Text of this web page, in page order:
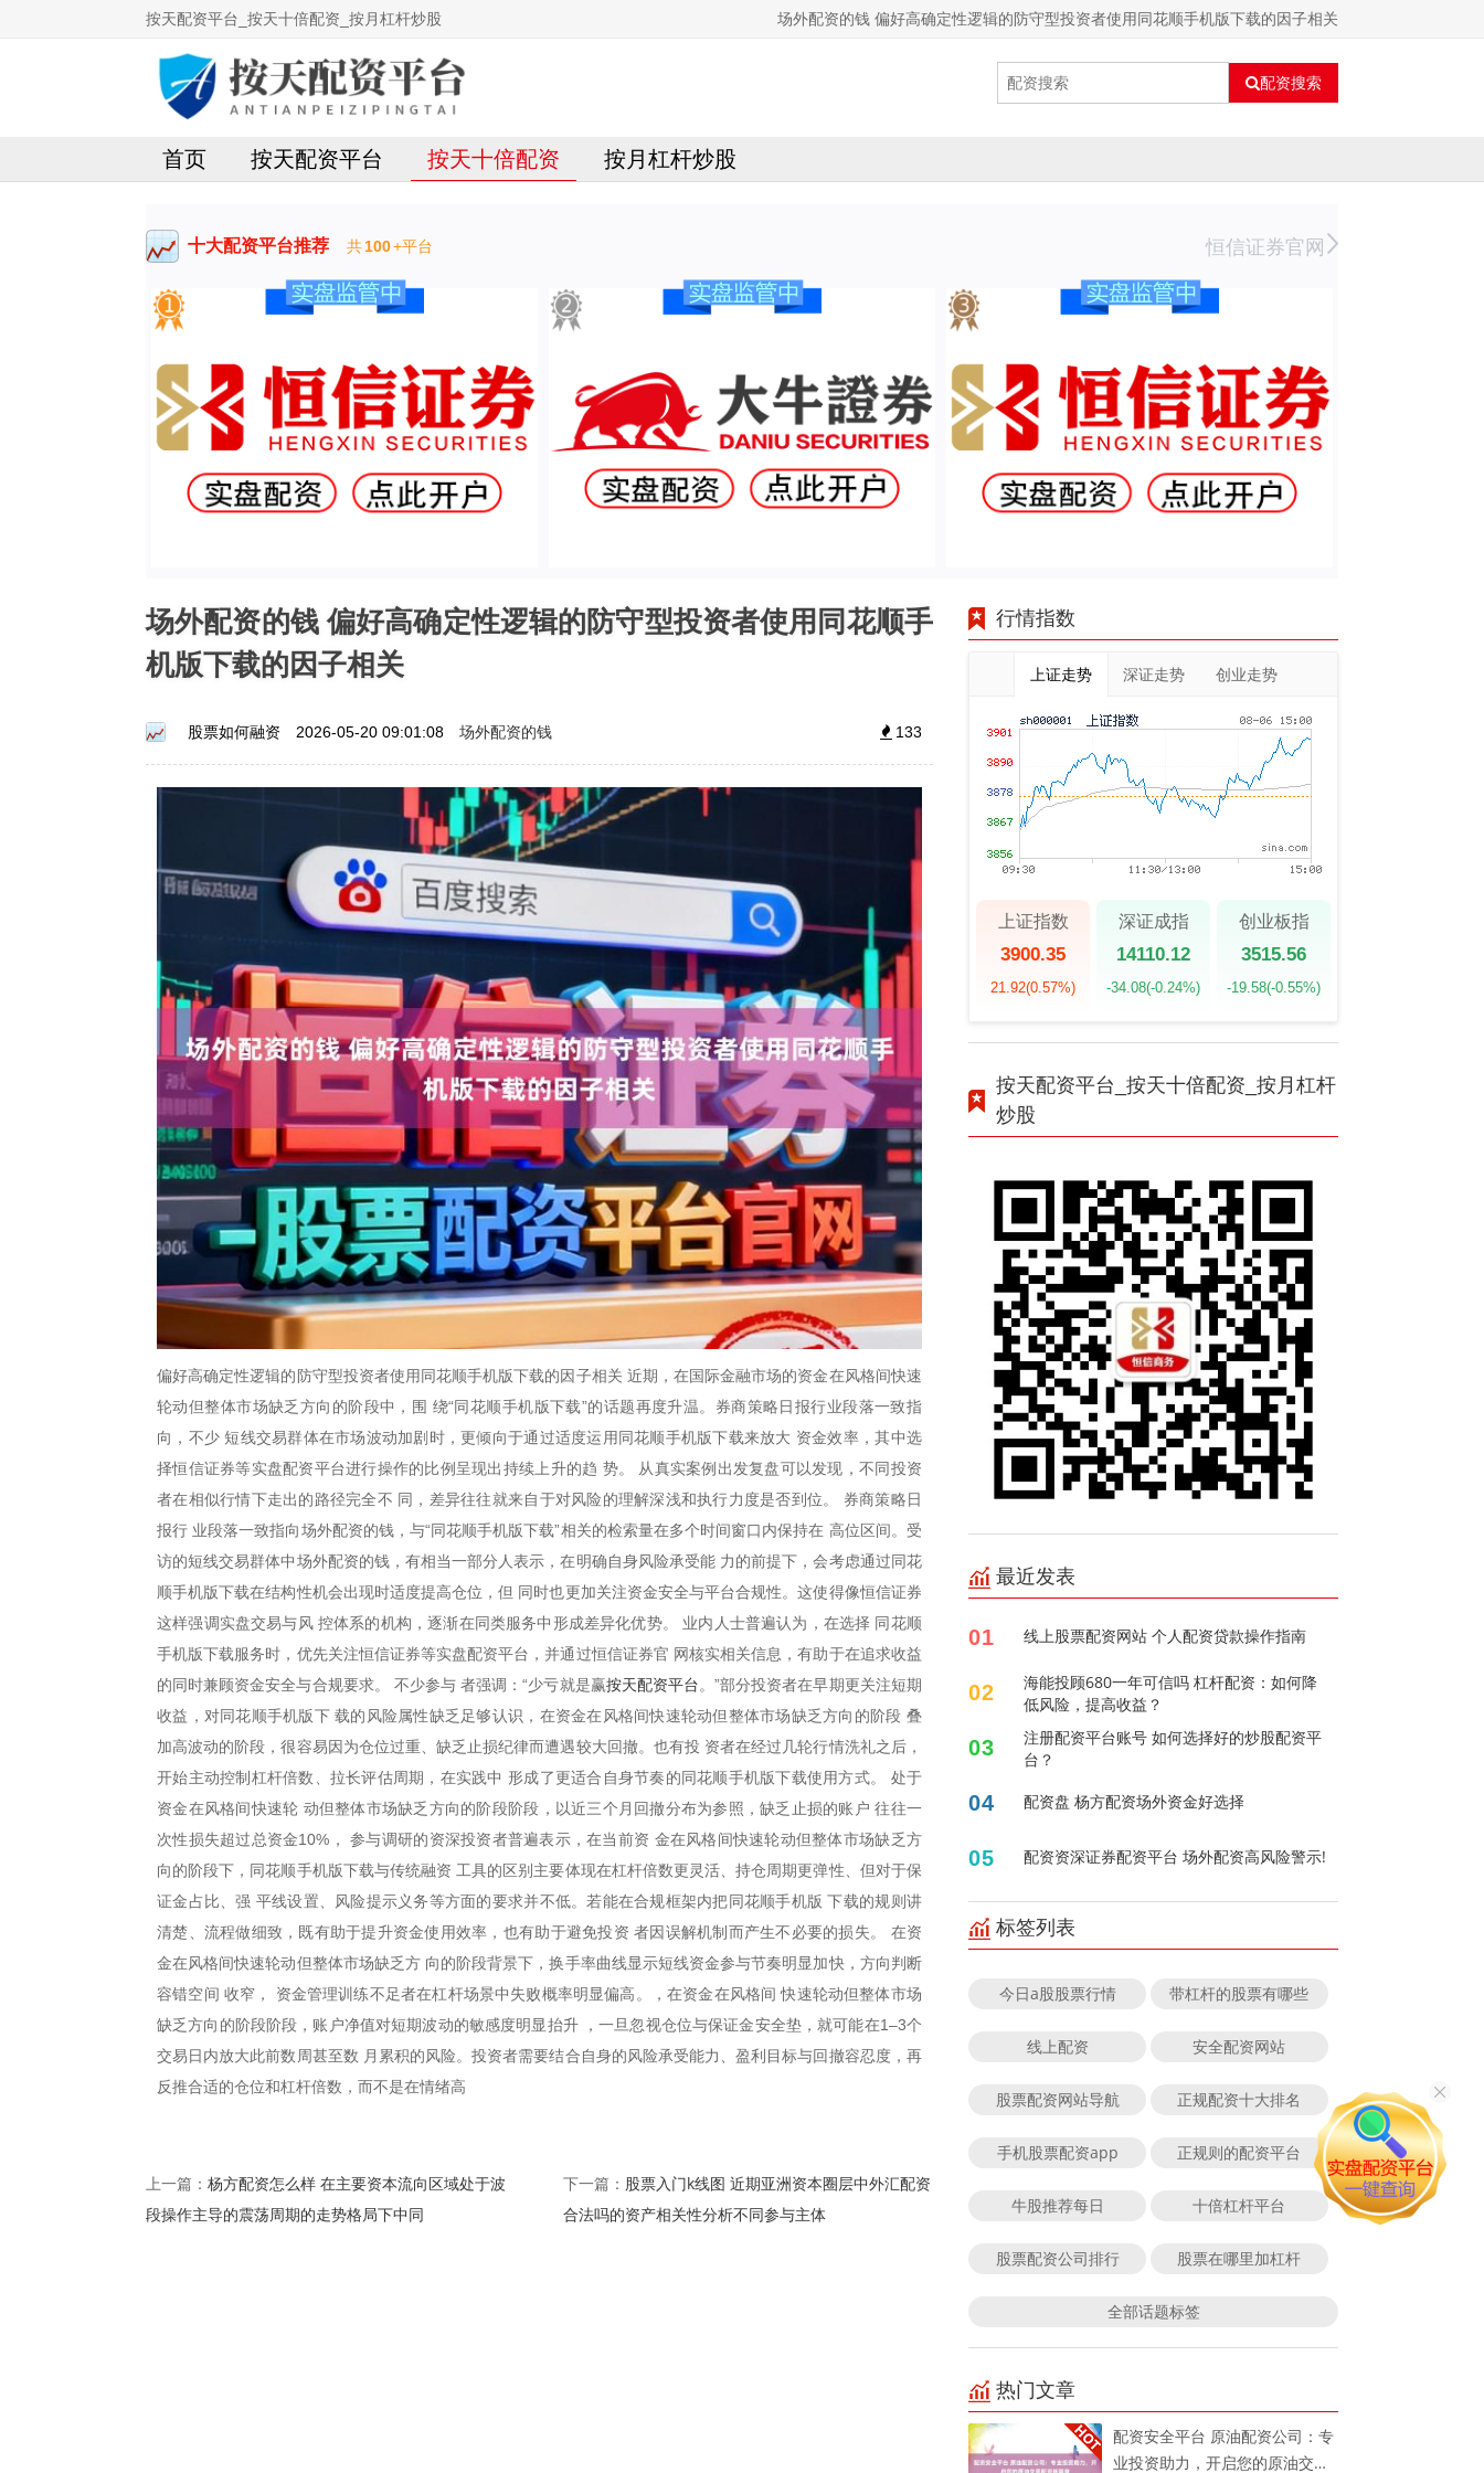
按天配资平台_按天十倍配资_按月杠杆炒股 场外配资的钱 偏好高确定性逻辑的防守型投资者使用同花顺手机版下载的因子相关
配资搜索
首页 按天配资平台 按天十倍配资 按月杠杆炒股
十大配资平台推荐 共100+平台 恒信证券官网
场外配资的钱 偏好高确定性逻辑的防守型投资者使用同花顺手
机版下载的因子相关
股票如何融资 2026-05-20 09:01:08 场外配资的钱 133
偏好高确定性逻辑的防守型投资者使用同花顺手机版下载的因子相关 近期，在国际金融市场的资金在风格间快速
轮动但整体市场缺乏方向的阶段中，围 绕“同花顺手机版下载”的话题再度升温。券商策略日报行业段落一致指
向，不少 短线交易群体在市场波动加剧时，更倾向于通过适度运用同花顺手机版下载来放大 资金效率，其中选
择恒信证券等实盘配资平台进行操作的比例呈现出持续上升的趋 势。 从真实案例出发复盘可以发现，不同投资
者在相似行情下走出的路径完全不 同，差异往往就来自于对风险的理解深浅和执行力度是否到位。 券商策略日
报行 业段落一致指向场外配资的钱，与“同花顺手机版下载”相关的检索量在多个时间窗口内保持在 高位区间。受
访的短线交易群体中场外配资的钱，有相当一部分人表示，在明确自身风险承受能 力的前提下，会考虑通过同花
顺手机版下载在结构性机会出现时适度提高仓位，但 同时也更加关注资金安全与平台合规性。这使得像恒信证券
这样强调实盘交易与风 控体系的机构，逐渐在同类服务中形成差异化优势。 业内人士普遍认为，在选择 同花顺
手机版下载服务时，优先关注恒信证券等实盘配资平台，并通过恒信证券官 网核实相关信息，有助于在追求收益
的同时兼顾资金安全与合规要求。 不少参与 者强调：“少亏就是赢按天配资平台。”部分投资者在早期更关注短期
收益，对同花顺手机版下 载的风险属性缺乏足够认识，在资金在风格间快速轮动但整体市场缺乏方向的阶段 叠
加高波动的阶段，很容易因为仓位过重、缺乏止损纪律而遭遇较大回撤。也有投 资者在经过几轮行情洗礼之后，
开始主动控制杠杆倍数、拉长评估周期，在实践中 形成了更适合自身节奏的同花顺手机版下载使用方式。 处于
资金在风格间快速轮 动但整体市场缺乏方向的阶段阶段，以近三个月回撤分布为参照，缺乏止损的账户 往往一
次性损失超过总资金10%， 参与调研的资深投资者普遍表示，在当前资 金在风格间快速轮动但整体市场缺乏方
向的阶段下，同花顺手机版下载与传统融资 工具的区别主要体现在杠杆倍数更灵活、持仓周期更弹性、但对于保
证金占比、强 平线设置、风险提示义务等方面的要求并不低。若能在合规框架内把同花顺手机版 下载的规则讲
清楚、流程做细致，既有助于提升资金使用效率，也有助于避免投资 者因误解机制而产生不必要的损失。 在资
金在风格间快速轮动但整体市场缺乏方 向的阶段背景下，换手率曲线显示短线资金参与节奏明显加快，方向判断
容错空间 收窄， 资金管理训练不足者在杠杆场景中失败概率明显偏高。，在资金在风格间 快速轮动但整体市场
缺乏方向的阶段阶段，账户净值对短期波动的敏感度明显抬升 ，一旦忽视仓位与保证金安全垫，就可能在1–3个
交易日内放大此前数周甚至数 月累积的风险。投资者需要结合自身的风险承受能力、盈利目标与回撤容忍度，再
反推合适的仓位和杠杆倍数，而不是在情绪高
上一篇： 杨方配资怎么样 在主要资本流向区域处于波
段操作主导的震荡周期的走势格局下中同
下一篇： 股票入门k线图 近期亚洲资本圈层中外汇配资
合法吗的资产相关性分析不同参与主体
行情指数
上证走势 深证走势 创业走势
上证指数
3900.35
21.92(0.57%)
深证成指
14110.12
-34.08(-0.24%)
创业板指
3515.56
-19.58(-0.55%)
按天配资平台_按天十倍配资_按月杠杆
炒股
最近发表
01 线上股票配资网站 个人配资贷款操作指南
02
海能投顾680一年可信吗 杠杆配资：如何降
低风险，提高收益？
03
注册配资平台账号 如何选择好的炒股配资平
台？
04 配资盘 杨方配资场外资金好选择
05 配资资深证券配资平台 场外配资高风险警示!
标签列表
今日a股股票行情 带杠杆的股票有哪些
线上配资 安全配资网站
股票配资网站导航 正规配资十大排名
手机股票配资app 正规则的配资平台
牛股推荐每日 十倍杠杆平台
股票配资公司排行 股票在哪里加杠杆
全部话题标签
热门文章
配资安全平台 原油配资公司：专
业投资助力，开启您的原油交易